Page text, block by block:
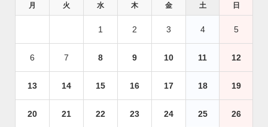
月 火 水 木 金 土 日
1 2 3 4 5
6 7 8 9 10 11 12
13 14 15 16 17 18 19
20 21 22 23 24 25 26